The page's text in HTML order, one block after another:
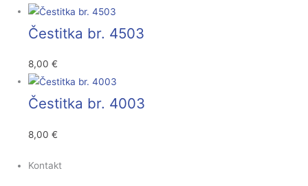
Čestitka br. 4503
8,00€
Čestitka br. 4003
8,00€
Kontakt